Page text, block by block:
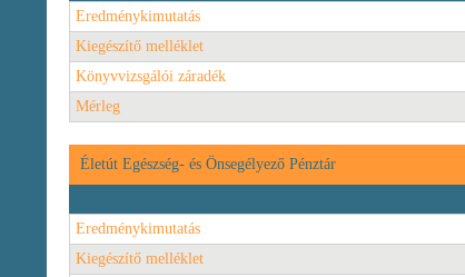
Eredménykimutatás
Kiegészítő melléklet
Könyvvizsgálói záradék
Mérleg
Életút Egészség- és Önsegélyező Pénztár
Eredménykimutatás
Kiegészítő melléklet